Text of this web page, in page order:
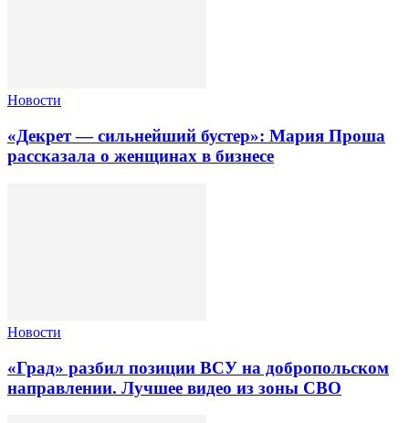
Новости
«Декрет — сильнейший бустер»: Мария Проша
рассказала о женщинах в бизнесе
Новости
«Град» разбил позиции ВСУ на добропольском
направлении. Лучшее видео из зоны СВО